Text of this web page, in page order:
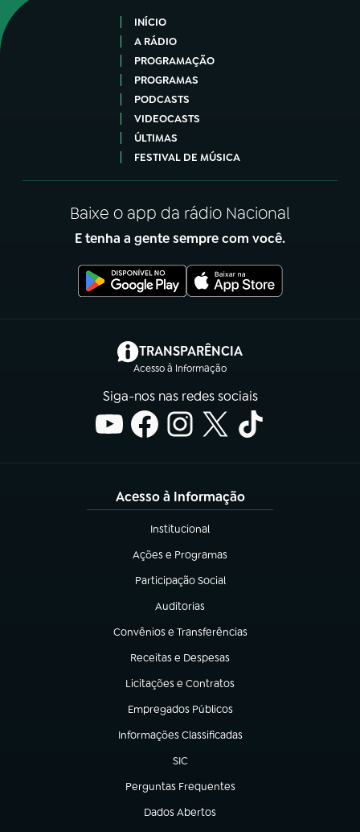
INÍCIO
A RÁDIO
PROGRAMAÇÃO
PROGRAMAS
PODCASTS
VIDEOCASTS
ÚLTIMAS
FESTIVAL DE MÚSICA
Baixe o app da rádio Nacional
E tenha a gente sempre com você.
TRANSPARÊNCIA
Acesso à Informação
(abre em nova aba)
Siga-nos nas redes sociais
Acesso à Informação
Institucional
(abre em nova aba)
Ações e Programas
(abre em nova aba)
Participação Social
(abre em nova aba)
Auditorias
(abre em nova aba)
Convênios e Transferências
(abre em nova aba)
Receitas e Despesas
(abre em nova aba)
Licitações e Contratos
(abre em nova aba)
Empregados Públicos
(abre em nova aba)
Informações Classificadas
(abre em nova aba)
SIC
(abre em nova aba)
Perguntas Frequentes
(abre em nova aba)
Dados Abertos
(abre em nova aba)